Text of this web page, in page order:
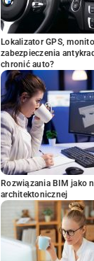
Lokalizator GPS,
zabezpieczenia
chronić auto?
Rozwiązania BIM jako
architektonicznej